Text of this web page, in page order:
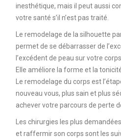
inesthétique, mais il peut aussi
votre santé s’il n’est pas traité.
Le remodelage de la silhouette
permet de se débarrasser de
l’excédent de peau sur votre
Elle améliore la forme et la
Le remodelage du corps est
nouveau vous, plus sain et plus
achever votre parcours de perte
Les chirurgies les plus
et raffermir son corps sont les